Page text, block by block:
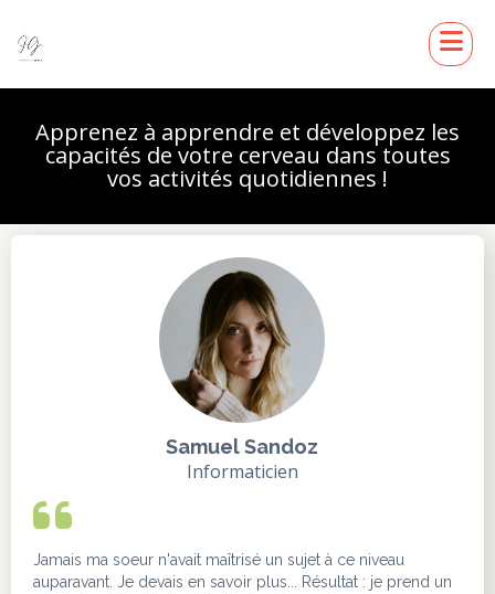
Apprenez à apprendre et développez les
capacités de votre cerveau dans toutes
vos activités quotidiennes !
Samuel Sandoz
Informaticien
Jamais ma soeur n'avait maîtrisé un sujet à ce niveau
auparavant. Je devais en savoir plus... Résultat : je prend un